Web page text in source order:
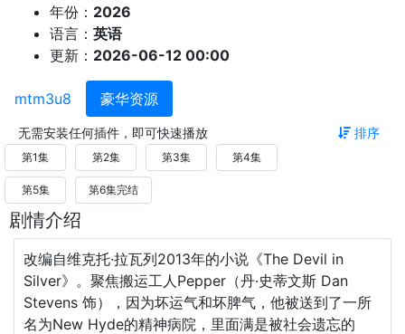
年份： 2026
语言： 英语
更新： 2026-06-12 00:00
mtm3u8 豪华资源
无需安装任何插件，即可快速播放 排序
第1集 第2集 第3集 第4集
第5集 第6集完结
剧情介绍
改编自维克托·拉瓦列2013年的小说《The Devil in
Silver》。聚焦搬运工人Pepper（丹·史蒂文斯 Dan
Stevens 饰），因为坏运气和坏脾气，他被送到了一所
名为New Hyde的精神病院，里面满是被社会遗忘的